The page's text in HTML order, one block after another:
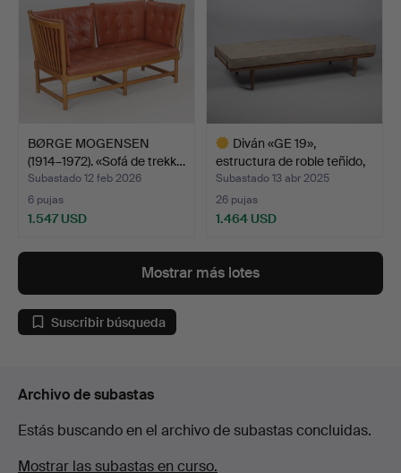
BØRGE MOGENSEN
(1914–1972). «Sofá de trekk…
Subastado 12 feb 2026
6 pujas
1.547 USD
Diván «GE 19»,
estructura de roble teñido,
…
Subastado 13 abr 2025
26 pujas
1.464 USD
Mostrar más lotes
Suscribir búsqueda
Archivo de subastas
Estás buscando en el archivo de subastas concluidas.
Mostrar las subastas en curso.